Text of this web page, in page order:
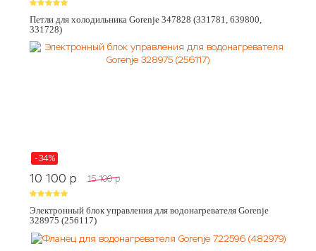
Петли для холодильника Gorenje 347828 (331781, 639800,
331728)
-34%
10 100 p 15 100 p
Электронный блок управления для водонагревателя Gorenje
328975 (256117)